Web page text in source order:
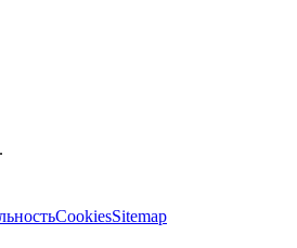
CookiesSitemap